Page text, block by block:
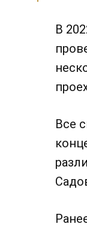
В
Все